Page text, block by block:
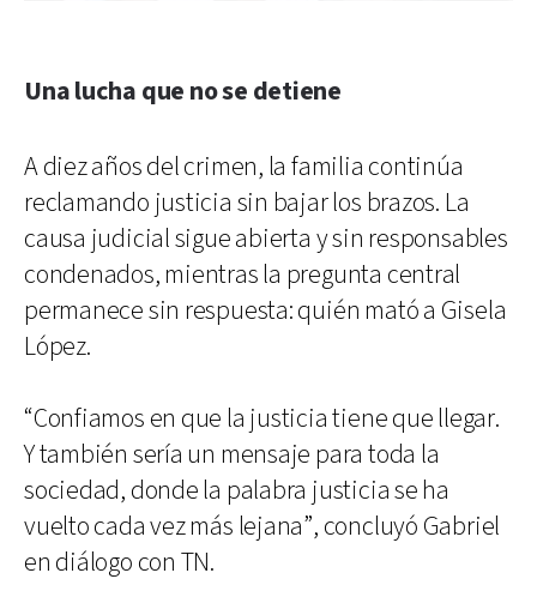
Una lucha que no se detiene
A diez años del crimen, la familia continúa
reclamando justicia sin bajar los brazos. La
causa judicial sigue abierta y sin responsables
condenados, mientras la pregunta central
permanece sin respuesta: quién mató a Gisela
López.
“Confiamos en que la justicia tiene que llegar.
Y también sería un mensaje para toda la
sociedad, donde la palabra justicia se ha
vuelto cada vez más lejana”, concluyó Gabriel
en diálogo con TN.